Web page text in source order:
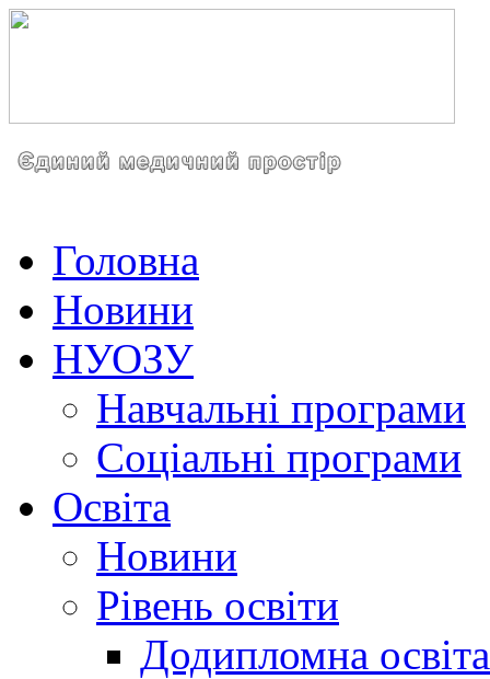
Головна
Новини
НУОЗУ
Навчальні програми
Соціальні програми
Освіта
Новини
Рівень освіти
Додипломна освіта